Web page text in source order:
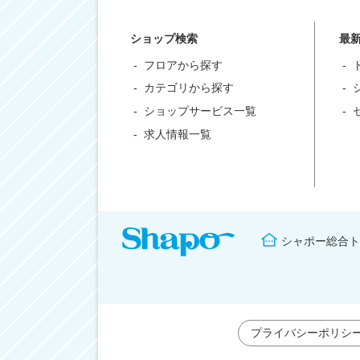
ショップ検索
フロアから探す
カテゴリから探す
ショップサービス一覧
求人情報一覧
最
シャポー総合
プライバシーポリシ